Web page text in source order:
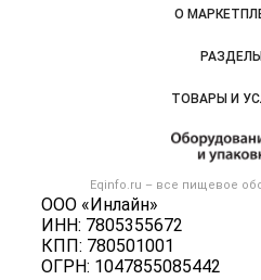
Важные разделы и
Eqinfo.ru – все пищевое
ООО «Инлайн»
ИНН: 7805355672
КПП: 780501001
ОГРН: 1047855085442
Навигация по сайту
О
Новости
Размещение
Публичная
Контактная
Политика обработки
РАЗДЕЛЫ
Блог
ТОВАРЫ И
Оборудование
Тара и
Б/у
Информация о